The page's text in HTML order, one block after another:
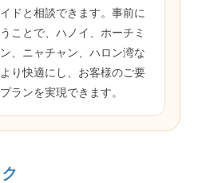
ドと相談できます。事前に
ことで、ハノイ、ホーチミ
、ニャチャン、ハロン湾な
り快適にし、お客様のご要
ランを実現できます。